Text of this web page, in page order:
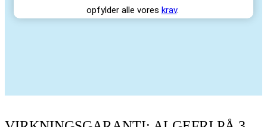
opfylder alle vores krav.